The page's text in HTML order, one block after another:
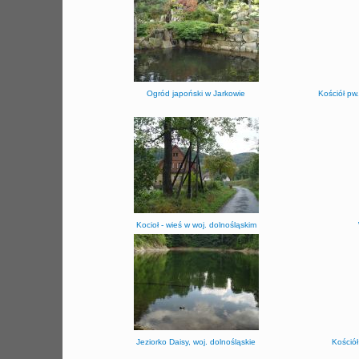
Ogród japoński w Jarkowie
Kościół
Kocioł - wieś w woj. dolnośląskim
Jeziorko Daisy, woj. dolnośląskie